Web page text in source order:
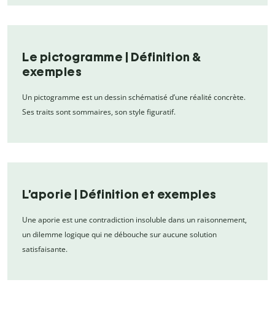
Le pictogramme | Définition &
exemples
Un pictogramme est un dessin schématisé d’une réalité concrète.
Ses traits sont sommaires, son style figuratif.
L’aporie | Définition et exemples
Une aporie est une contradiction insoluble dans un raisonnement,
un dilemme logique qui ne débouche sur aucune solution
satisfaisante.